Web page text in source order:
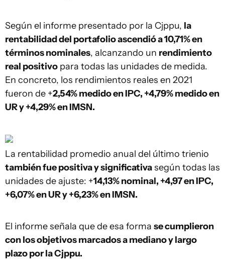
Según el informe presentado por la Cjppu, la
rentabilidad del portafolio ascendió a 10,71% en
términos nominales, alcanzando un rendimiento
real positivo para todas las unidades de medida.
En concreto, los rendimientos reales en 2021
fueron de +2,54% medido en IPC, +4,79% medido en
UR y +4,29% en IMSN.
La rentabilidad promedio anual del último trienio
también fue positiva y significativasegún todas las
unidades de ajuste: +14,13% nominal, +4,97 en IPC,
+6,07% en UR y +6,23% en IMSN.
El informe señala que de esa forma se cumplieron
con los objetivos marcados a mediano y largo
plazo por la Cjppu.